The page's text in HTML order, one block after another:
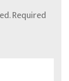
Required